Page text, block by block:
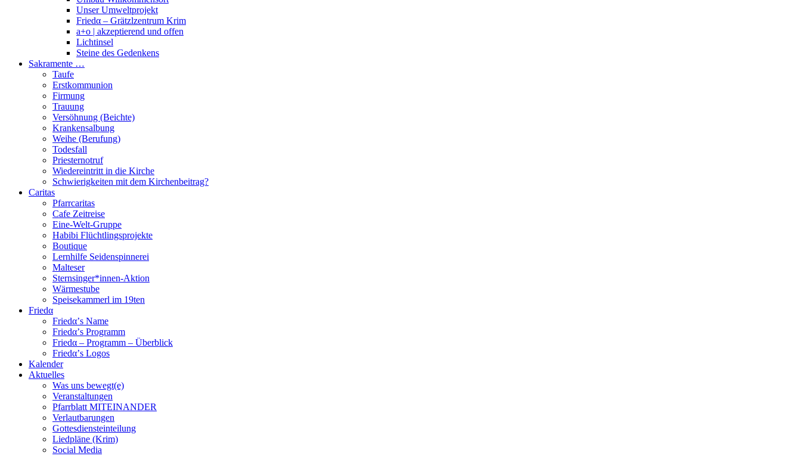
Unser Umweltprojekt
Friedα – Grätzlzentrum Krim
a+o | akzeptierend und offen
Lichtinsel
Steine des Gedenkens
Sakramente …
Taufe
Erstkommunion
Firmung
Trauung
Versöhnung (Beichte)
Krankensalbung
Weihe (Berufung)
Todesfall
Priesternotruf
Wiedereintritt in die Kirche
Schwierigkeiten mit dem Kirchenbeitrag?
Caritas
Pfarrcaritas
Cafe Zeitreise
Eine-Welt-Gruppe
Habibi Flüchtlingsprojekte
Boutique
Lernhilfe Seidenspinnerei
Malteser
Sternsinger*innen-Aktion
Wärmestube
Speisekammerl im 19ten
Friedα
Friedα’s Name
Friedα’s Programm
Friedα – Programm – Überblick
Friedα’s Logos
Kalender
Aktuelles
Was uns bewegt(e)
Veranstaltungen
Pfarrblatt MITEINANDER
Verlautbarungen
Gottesdiensteinteilung
Liedpläne (Krim)
Social Media